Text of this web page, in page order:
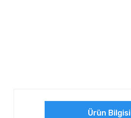
Ürün Bilgisi